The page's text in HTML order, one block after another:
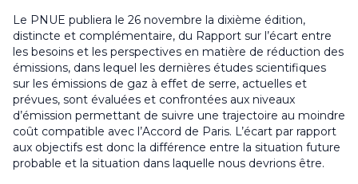
Le PNUE publiera le 26 novembre la dixième édition,
distincte et complémentaire, du Rapport sur l’écart entre
les besoins et les perspectives en matière de réduction des
émissions, dans lequel les dernières études scientifiques
sur les émissions de gaz à effet de serre, actuelles et
prévues, sont évaluées et confrontées aux niveaux
d’émission permettant de suivre une trajectoire au moindre
coût compatible avec l’Accord de Paris. L’écart par rapport
aux objectifs est donc la différence entre la situation future
probable et la situation dans laquelle nous devrions être.